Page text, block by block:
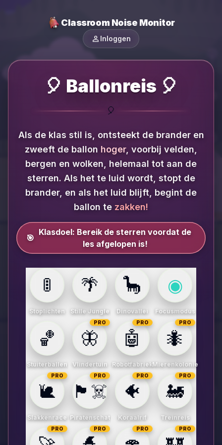
Classroom Noise Monitor
person Inloggen
🎈 Ballonreis 🎈
🎈
Als de klas stil is, ontsteekt de brander en
zweeft de ballon hoger, voorbij velden,
bergen en wolken, helemaal tot aan de
sterren. Als het te luid wordt, stopt de
brander, en als het luid blijft, begint de
ballon te zakken!
🎯
Klasdoel: Bereik de sterren voordat de
les afgelopen is!
🚦
Stoplichten
🌴
Stille Jungle
🦕
Dinovallei
◉
Focusmodus
🏀
Stuiterballen
🦋
PRO
Vlindertuin
🤖
PRO
Robotfabriek
🐜
PRO
Mierenkolonie
🐌
PRO
Slakkenrace
🏴‍☠️
PRO
Piratenschat
🐠
PRO
Koraalrif
🚂
PRO
Treinreis
PRO PRO PRO PRO